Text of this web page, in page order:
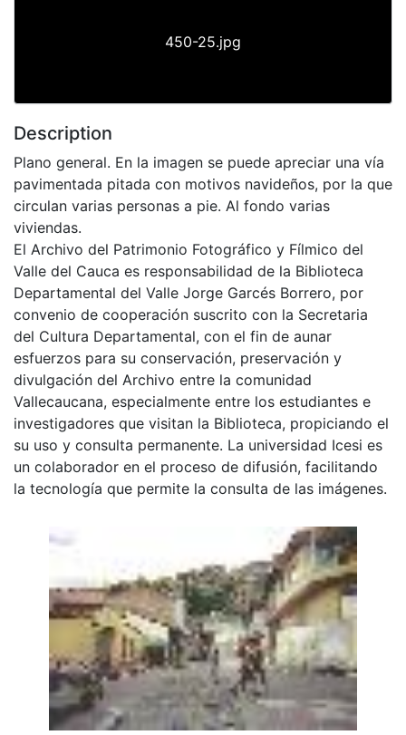
450-25.jpg
Description
Plano general. En la imagen se puede apreciar una vía
pavimentada pitada con motivos navideños, por la que
circulan varias personas a pie. Al fondo varias
viviendas.
El Archivo del Patrimonio Fotográfico y Fílmico del
Valle del Cauca es responsabilidad de la Biblioteca
Departamental del Valle Jorge Garcés Borrero, por
convenio de cooperación suscrito con la Secretaria
del Cultura Departamental, con el fin de aunar
esfuerzos para su conservación, preservación y
divulgación del Archivo entre la comunidad
Vallecaucana, especialmente entre los estudiantes e
investigadores que visitan la Biblioteca, propiciando el
su uso y consulta permanente. La universidad Icesi es
un colaborador en el proceso de difusión, facilitando
la tecnología que permite la consulta de las imágenes.